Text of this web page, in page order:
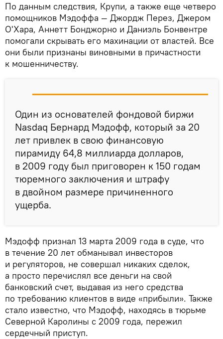
По данным следствия, Крупи, а также еще четверо
помощников Мэдоффа — Джордж Перез, Джером
О'Хара, Аннетт Бонджорно и Даниэль Бонвентре
помогали скрывать его махинации от властей. Все
они были признаны виновными в причастности
к мошенничеству.
Один из основателей фондовой биржи
Nasdaq Бернард Мэдофф, который за 20
лет привлек в свою финансовую
пирамиду 64,8 миллиарда долларов,
в 2009 году был приговорен к 150 годам
тюремного заключения и штрафу
в двойном размере причиненного
ущерба.
Мэдофф признал 13 марта 2009 года в суде, что
в течение 20 лет обманывал инвесторов
и регуляторов, не совершал никаких сделок,
а просто перечислял все деньги на свой
банковский счет, выдавая из него средства
по требованию клиентов в виде «прибыли». Также
стало известно, что Мэдофф, находясь в тюрьме
Северной Каролины с 2009 года, пережил
сердечный приступ.